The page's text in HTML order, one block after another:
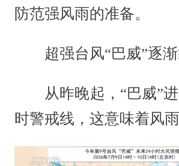
防范强风雨的准备。
超强台风“巴威”逐渐
从昨晚起，“巴威”进
时警戒线，这意味着风雨